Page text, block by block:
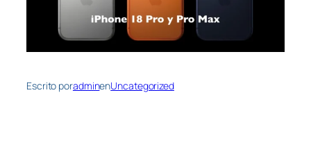
Escrito poradminenUncategorized